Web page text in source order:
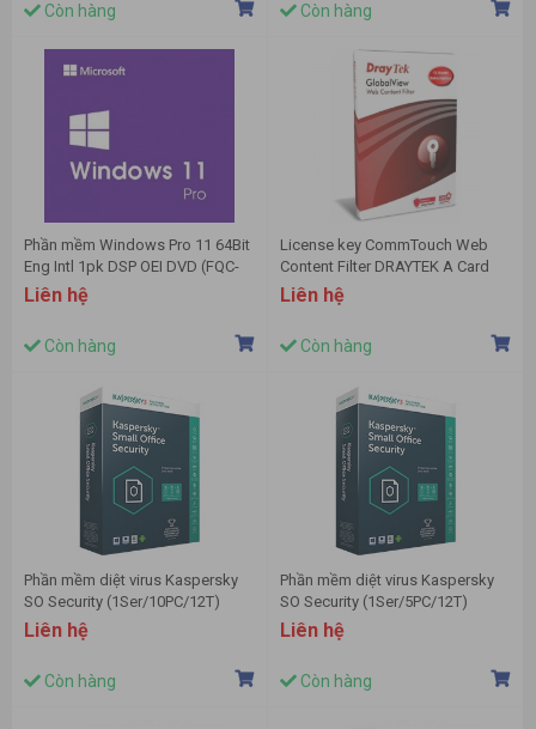
Còn hàng Còn hàng
Phần mềm Windows Pro 11 64Bit
Eng Intl 1pk DSP OEI DVD (FQC-
10528)
Liên hệ
Còn hàng
License key CommTouch Web
Content Filter DRAYTEK A Card
Liên hệ
Còn hàng
Phần mềm diệt virus Kaspersky
SO Security (1Ser/10PC/12T)
Liên hệ
Còn hàng
Phần mềm diệt virus Kaspersky
SO Security (1Ser/5PC/12T)
Liên hệ
Còn hàng